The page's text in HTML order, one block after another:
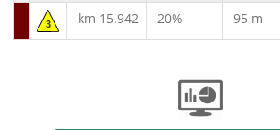
3 km 15.942 20% 95 m